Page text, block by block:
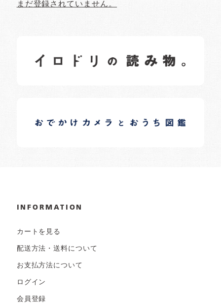
まだ登録されていません。
日常の様子など随時更新中です。
日常の様子など随時更新中です。
INFORMATION
カートを見る
配送方法・送料について
お支払方法について
ログイン
会員登録